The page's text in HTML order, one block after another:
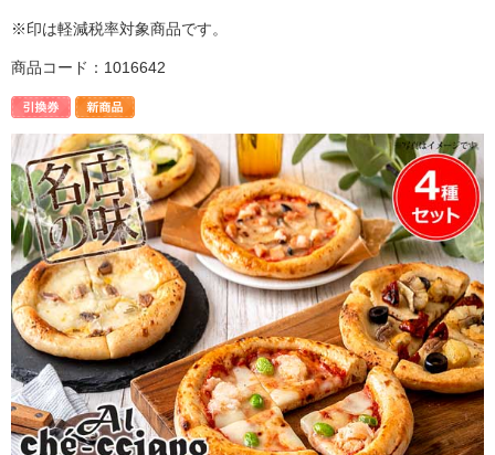
※印は軽減税率対象商品です。
商品コード：1016642